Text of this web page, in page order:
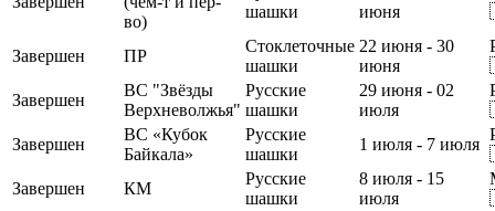
во)
шашки
июня
Завершен ПР
Стоклеточные
шашки
22 июня - 30
июня
Завершен
ВС "Звёзды
Верхневолжья"
Русские
шашки
29 июня - 02
июля
Завершен
ВС «Кубок
Байкала»
Русские
шашки
1 июля - 7 июля
Завершен
КМ
Русские
шашки
8 июля - 15
июля